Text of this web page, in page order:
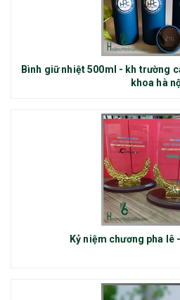
Bình giữ nhiệt 500ml - kh trường
khoa hà
Kỷ niệm chương pha lê